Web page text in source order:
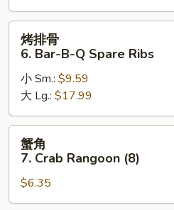
Spring
Roll
(2)
Bar-
B-
Q
Spare
Ribs
烤排骨
6. Bar-B-Q Spare Ribs
小 Sm.: $9.59
大 Lg.: $17.99
Crab
Rangoon
蟹角
7. Crab Rangoon (8)
$6.35